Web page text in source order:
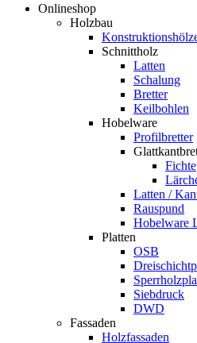
Onlineshop
Holzbau
Schnittholz
Latten
Schalung
Bretter
Keilbohlen
Hobelware
Profilbretter
Fichte
Latten /
Rauspund
Hobelware
Platten
OSB
Siebdruck
DWD
Fassaden
Holzfassaden